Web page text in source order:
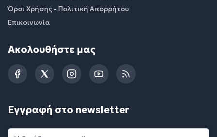
Όροι Χρήσης - Πολιτική Απορρήτου
Επικοινωνία
Ακολουθήστε μας
FacebookTwitterInstagramYouTubeRSS
Εγγραφή στο newsletter